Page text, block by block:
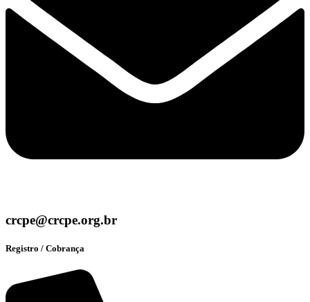
crcpe@crcpe.org.br
Registro / Cobrança